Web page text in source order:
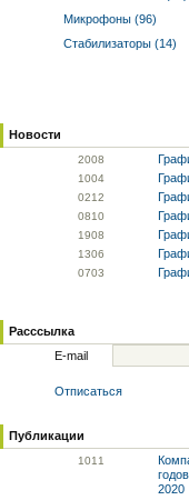
Микрофоны (96)
Стабилизаторы (14)
Новости
2008
1004
0212
0810
1908
1306
0703
Расссылка
E-mail
Отписаться
Публикации
1011
2020